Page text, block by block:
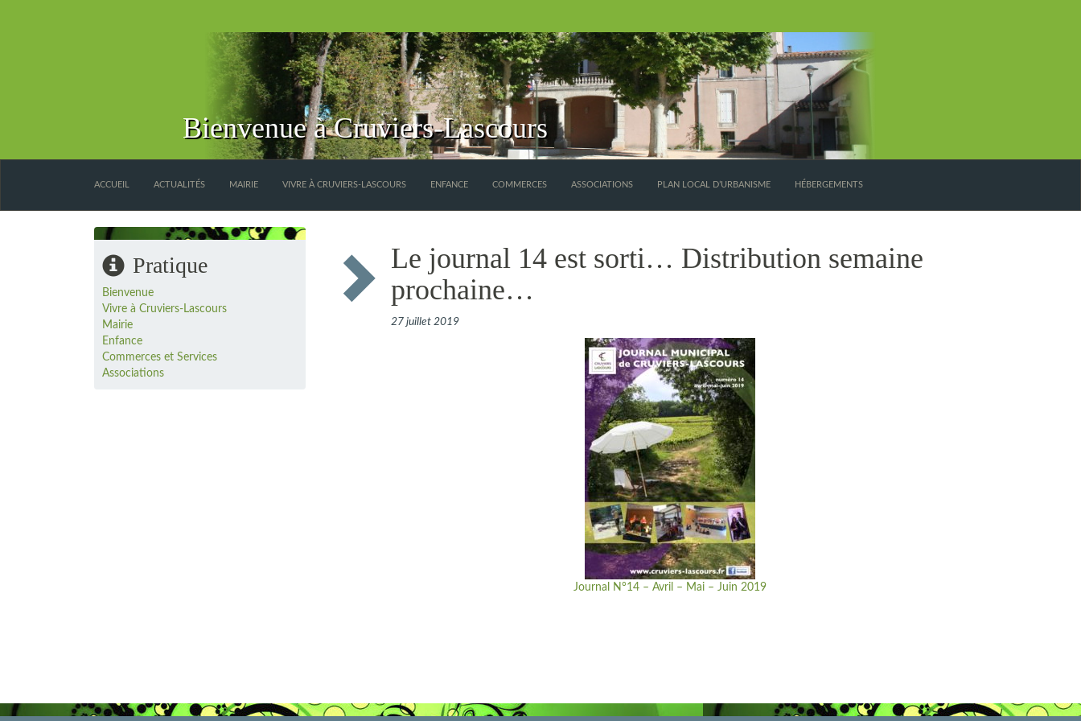
Bienvenue à Cruviers-Lascours
ACCUEIL ACTUALITÉS MAIRIE VIVRE À CRUVIERS-LASCOURS ENFANCE COMMERCES ASSOCIATIONS PLAN LOCAL D’URBANISME HÉBERGEMENTS
Le journal 14 est sorti… Distribution semaine
prochaine…
27 juillet 2019
Journal N°14 – Avril – Mai – Juin 2019
Pratique
Bienvenue
Vivre à Cruviers-Lascours
Mairie
Enfance
Commerces et Services
Associations